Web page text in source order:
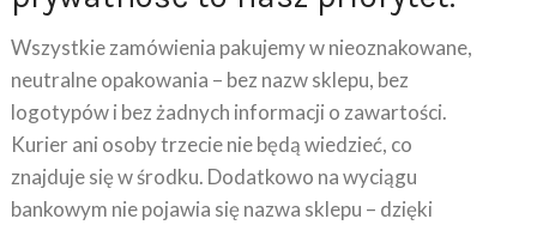
Wszystkie zamówienia pakujemy w nieoznakowane,
neutralne opakowania – bez nazw sklepu, bez
logotypów i bez żadnych informacji o zawartości.
Kurier ani osoby trzecie nie będą wiedzieć, co
znajduje się w środku. Dodatkowo na wyciągu
bankowym nie pojawia się nazwa sklepu – dzięki
temu robisz zakupy swobodnie, komfortowo i bez